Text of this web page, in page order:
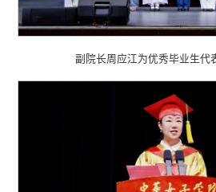
副院长周应江为优秀毕业生代